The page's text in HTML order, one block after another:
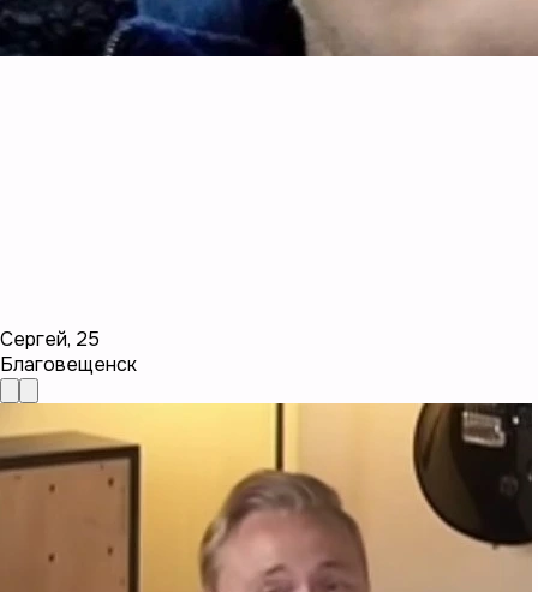
Сергей, 25
Благовещенск